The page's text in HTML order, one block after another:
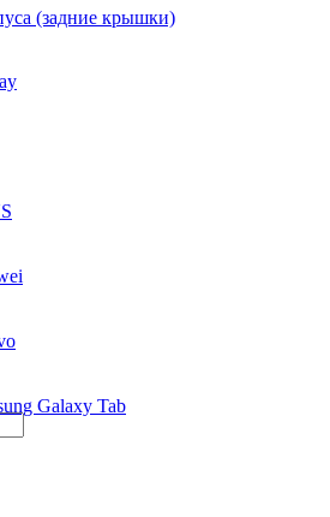
(задние крышки)
Galaxy Tab